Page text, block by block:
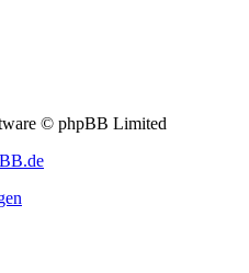
© phpBB Limited